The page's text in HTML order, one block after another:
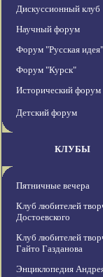
Дискуссионный клуб
Научный форум
Форум "Русская идея"
Форум "Курск"
Исторический форум
Детский форум
КЛУБЫ
Пятничные вечера
Клуб любителей
Достоевского
Клуб любителей
Гайто Газданова
Энциклопедия